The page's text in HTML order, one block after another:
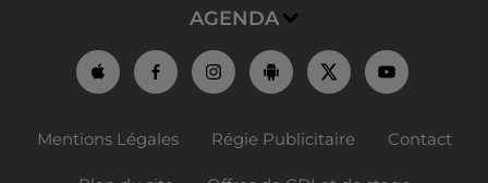
AGENDA
Mentions Légales Régie Publicitaire Contact